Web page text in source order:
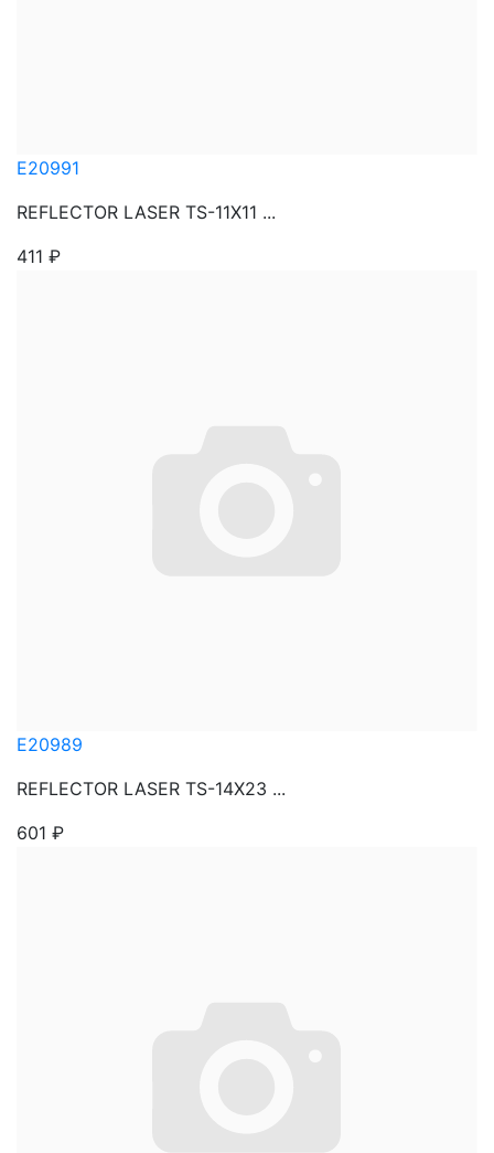
E20991
REFLECTOR LASER TS-11X11 ...
411 ₽
E20989
REFLECTOR LASER TS-14X23 ...
601 ₽